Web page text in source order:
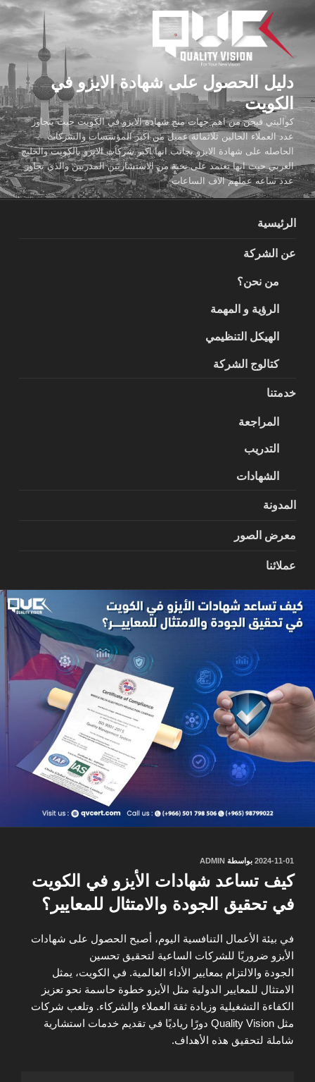
المحتوى
دليل الحصول على شهادة الايزو في
الكويت
كواليتي فيجن من اهم جهات منح شهادة الايزو في الكويت حيث يتجاوز
عدد العملاء الحالين ثلاثمائة عميل من اكبر المؤسسات والشركات
الحاصله على شهادة الايزو بجانب انها اكبر شركات الايزو بالكويت والخليج
العربي حيث انها تعتمد على نخبة من الاستشاريين المدربين والذي تجاوز
عدد ساعه عملهم الاف الساعات
الرئيسية
عن الشركة
من نحن؟
الرؤية و المهمة
الهيكل التنظيمي
كتالوج الشركة
خدمتنا
المراجعة
التدريب
الشهادات
المدونة
معرض الصور
عملائنا
نُشر
في
2024-11-01 بواسطة ADMIN
كيف تساعد شهادات الأيزو في الكويت
في تحقيق الجودة والامتثال للمعايير؟
في بيئة الأعمال التنافسية اليوم، أصبح الحصول على شهادات
الأيزو ضروريًا للشركات الساعية لتحقيق تحسين
الجودة والالتزام بمعايير الأداء العالمية. في الكويت، يمثل
الامتثال للمعايير الدولية مثل الأيزو خطوة حاسمة نحو تعزيز
الكفاءة التشغيلية وزيادة ثقة العملاء والشركاء. وتلعب شركات
مثل Quality Vision دورًا رياديًا في تقديم خدمات استشارية
شاملة لتحقيق هذه الأهداف.